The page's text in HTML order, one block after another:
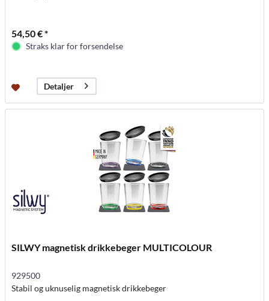
54,50 € *
Straks klar for forsendelse
Detaljer
SILWY magnetisk drikkebeger MULTICOLOUR
929500
Stabil og uknuselig magnetisk drikkebeger